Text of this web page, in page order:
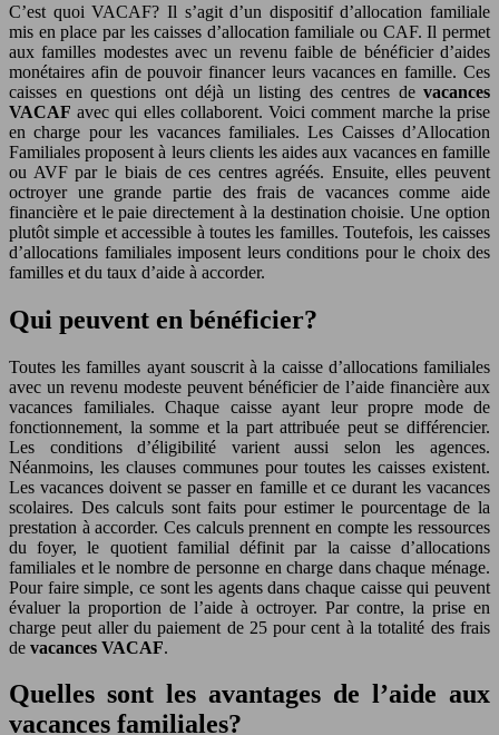
C’est quoi VACAF? Il s’agit d’un dispositif d’allocation familiale
mis en place par les caisses d’allocation familiale ou CAF. Il permet
aux familles modestes avec un revenu faible de bénéficier d’aides
monétaires afin de pouvoir financer leurs vacances en famille. Ces
caisses en questions ont déjà un listing des centres de vacances
VACAFavec qui elles collaborent. Voici comment marche la prise
en charge pour les vacances familiales. Les Caisses d’Allocation
Familiales proposent à leurs clients les aides aux vacances en famille
ou AVF par le biais de ces centres agréés. Ensuite, elles peuvent
octroyer une grande partie des frais de vacances comme aide
financière et le paie directement à la destination choisie. Une option
plutôt simple et accessible à toutes les familles. Toutefois, les caisses
d’allocations familiales imposent leurs conditions pour le choix des
familles et du taux d’aide à accorder.
Qui peuvent en bénéficier?
Toutes les familles ayant souscrit à la caisse d’allocations familiales
avec un revenu modeste peuvent bénéficier de l’aide financière aux
vacances familiales. Chaque caisse ayant leur propre mode de
fonctionnement, la somme et la part attribuée peut se différencier.
Les conditions d’éligibilité varient aussi selon les agences.
Néanmoins, les clauses communes pour toutes les caisses existent.
Les vacances doivent se passer en famille et ce durant les vacances
scolaires. Des calculs sont faits pour estimer le pourcentage de la
prestation à accorder. Ces calculs prennent en compte les ressources
du foyer, le quotient familial définit par la caisse d’allocations
familiales et le nombre de personne en charge dans chaque ménage.
Pour faire simple, ce sont les agents dans chaque caisse qui peuvent
évaluer la proportion de l’aide à octroyer. Par contre, la prise en
charge peut aller du paiement de 25 pour cent à la totalité des frais
de vacances VACAF.
Quelles sont les avantages de l’aide aux
vacances familiales?